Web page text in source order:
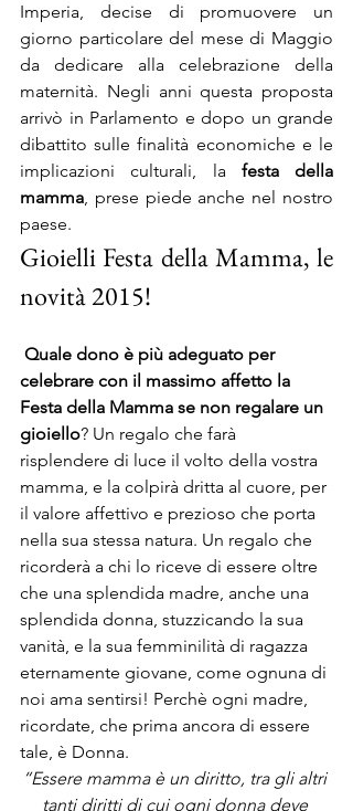
Imperia, decise di promuovere un
giorno particolare del mese di Maggio
da dedicare alla celebrazione della
maternità. Negli anni questa proposta
arrivò in Parlamento e dopo un grande
dibattito sulle finalità economiche e le
implicazioni culturali, la festa della
mamma, prese piede anche nel nostro
paese.
Gioielli Festa della Mamma, le
novità 2015!
Quale dono è più adeguato per
celebrare con il massimo affetto la
Festa della Mamma se non regalare un
gioiello? Un regalo che farà
risplendere di luce il volto della vostra
mamma, e la colpirà dritta al cuore, per
il valore affettivo e prezioso che porta
nella sua stessa natura. Un regalo che
ricorderà a chi lo riceve di essere oltre
che una splendida madre, anche una
splendida donna, stuzzicando la sua
vanità, e la sua femminilità di ragazza
eternamente giovane, come ognuna di
noi ama sentirsi! Perchè ogni madre,
ricordate, che prima ancora di essere
tale, è Donna.
“Essere mamma è un diritto, tra gli altri
tanti diritti di cui ogni donna deve